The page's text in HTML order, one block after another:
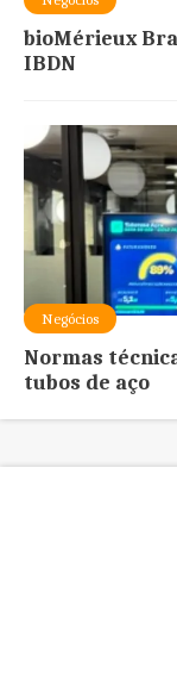
bioMérieux
IBDN
Negócios
Normas
tubos de aço